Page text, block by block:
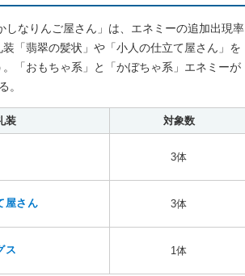
しなりんご屋さん」は、エネミーの追加出現率
「翡翠の髪状」や「小人の仕立て屋さん」を
「おもちゃ系」と「かぼちゃ系」エネミーが
。
装 対象数
3体
屋さん 3体
ス 1体